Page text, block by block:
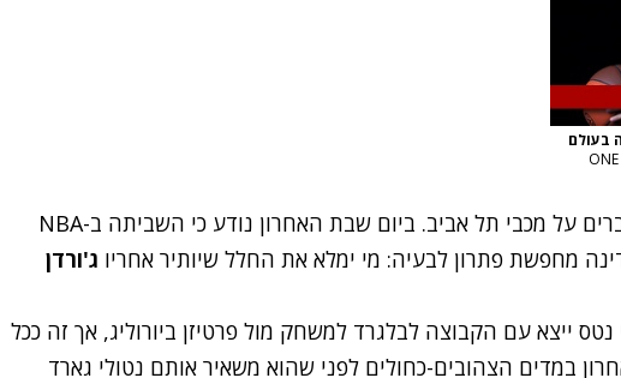
בעולם
ימים של חוסר ודאות עוברים על מכבי תל אביב. ביום שבת האחרון נודע כי השביתה ב-NBA
מחפשת פתרון לבעיה: מי ימלא את החלל שיותיר אחריו ג'ורדן
נטס ייצא עם הקבוצה לבלגרד למשחק מול פרטיזן ביורוליג, אך זה ככל
במדים הצהובים-כחולים לפני שהוא משאיר אותם נטולי גארד